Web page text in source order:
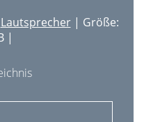
Lautsprecher| Größe:
|